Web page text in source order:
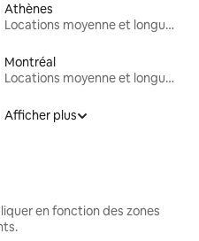
Athènes
Locations moyenne et longue durée
Montréal
Locations moyenne et longue durée
Afficher plus
en fonction des zones